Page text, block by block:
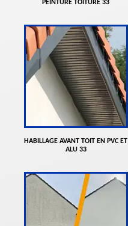
PEINTURE TOITURE 33
HABILLAGE AVANT TOIT EN PVC ET
ALU 33